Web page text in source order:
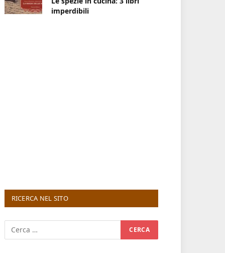
imperdibili
RICERCA NEL SITO